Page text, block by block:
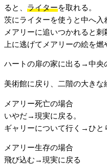
ると、 ライターを取れる。
茨にライターを使うと中へ入
メアリーに追いつかれると刺
上に逃げてメアリーの絵を燃
ハートの扉の家に出る→中央
美術館に戻り、二階の大きな
メアリー死亡の場合
いやだ→現実に戻る。
ギャリーについて行く→ひと
メアリー生存の場合
飛び込む→現実に戻る